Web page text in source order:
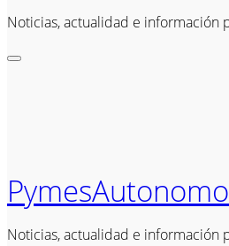
Noticias, actualidad e información
Noticias, actualidad e información